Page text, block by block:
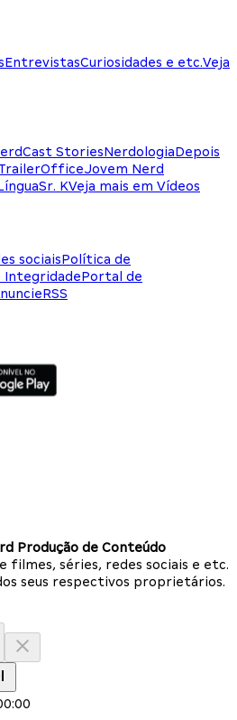
EntrevistasCuriosidades e etc.Veja
StoriesNerdologiaDepois
Jovem Nerd
Sr. KVeja mais em Vídeos
sociaisPolítica de
IntegridadePortal de
RSS
Produção de Conteúdo
filmes, séries, redes sociais e etc.
seus respectivos proprietários.